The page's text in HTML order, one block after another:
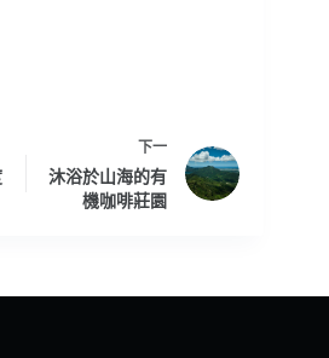
下一
沐浴於山海的有
機咖啡莊園